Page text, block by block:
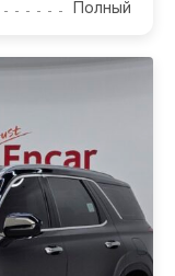
Полный